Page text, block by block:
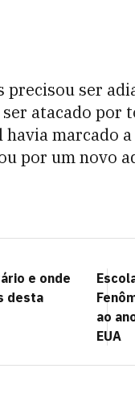
ser
atacado por
marcado
por um novo
e onde
desta
ao
EUA